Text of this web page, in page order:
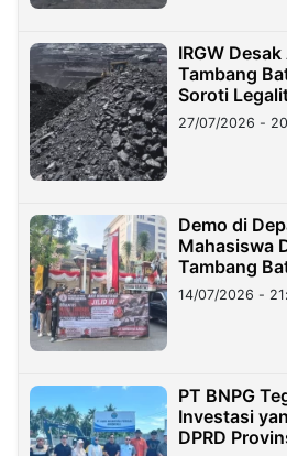
IRGW
Tambang
Soroti
Stockpile
27/07/2026 -
Demo di
Mahasiswa
Tambang
Lampung
14/07/2026 -
PT BNPG
Investasi
DPRD